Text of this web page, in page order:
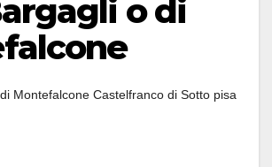
o di
Montefalcone Castelfranco di Sotto pisa